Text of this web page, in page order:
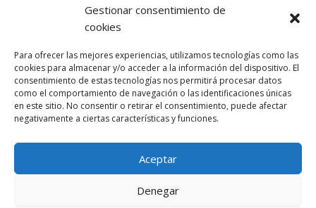
Gestionar consentimiento de
cookies
Para ofrecer las mejores experiencias, utilizamos tecnologías como las
cookies para almacenar y/o acceder a la información del dispositivo. El
consentimiento de estas tecnologías nos permitirá procesar datos
como el comportamiento de navegación o las identificaciones únicas
en este sitio. No consentir o retirar el consentimiento, puede afectar
negativamente a ciertas características y funciones.
Aceptar
Denegar
Deja una respuesta
comentario.
Entra con tu red social
He leído y acepto laPolítica de Privacidad